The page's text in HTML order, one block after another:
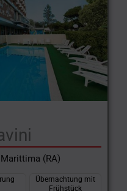
(RA)
Übernachtung mit
Frühstück